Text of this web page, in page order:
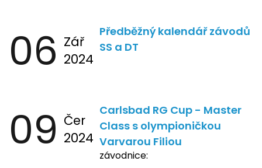
06 Zář
2024
Předběžný kalendář závodů
SS a DT
09 Čer
2024
Carlsbad RG Cup - Master
Class s olympioničkou
Varvarou Filiou
závodnice: